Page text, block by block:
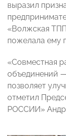
выразил
«Волжская
пожелала ему
«Совместная
объединений
позволяет
отметил
РОССИИ»